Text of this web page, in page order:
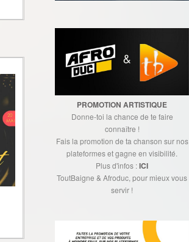
PROMOTION ARTISTIQUE
Donne-toi la chance de te faire
connaître !
Fais la promotion de ta chanson sur nos
plateformes et gagne en visibilité.
Plus d'infos :ICI
ToutBaigne & Afroduc, pour mieux vous
servir !